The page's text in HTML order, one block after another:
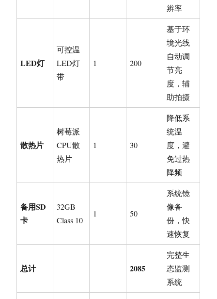
辨率
LED灯
可控温
LED灯
带
1 200
基于环
境光线
自动调
节亮
度，辅
助拍摄
散热片
树莓派
CPU散
热片
1 30
降低系
统温
度，避
免过热
降频
备用SD
卡
32GB
Class 10
1 50
系统镜
像备
份，快
速恢复
总计 2085
完整生
态监测
系统